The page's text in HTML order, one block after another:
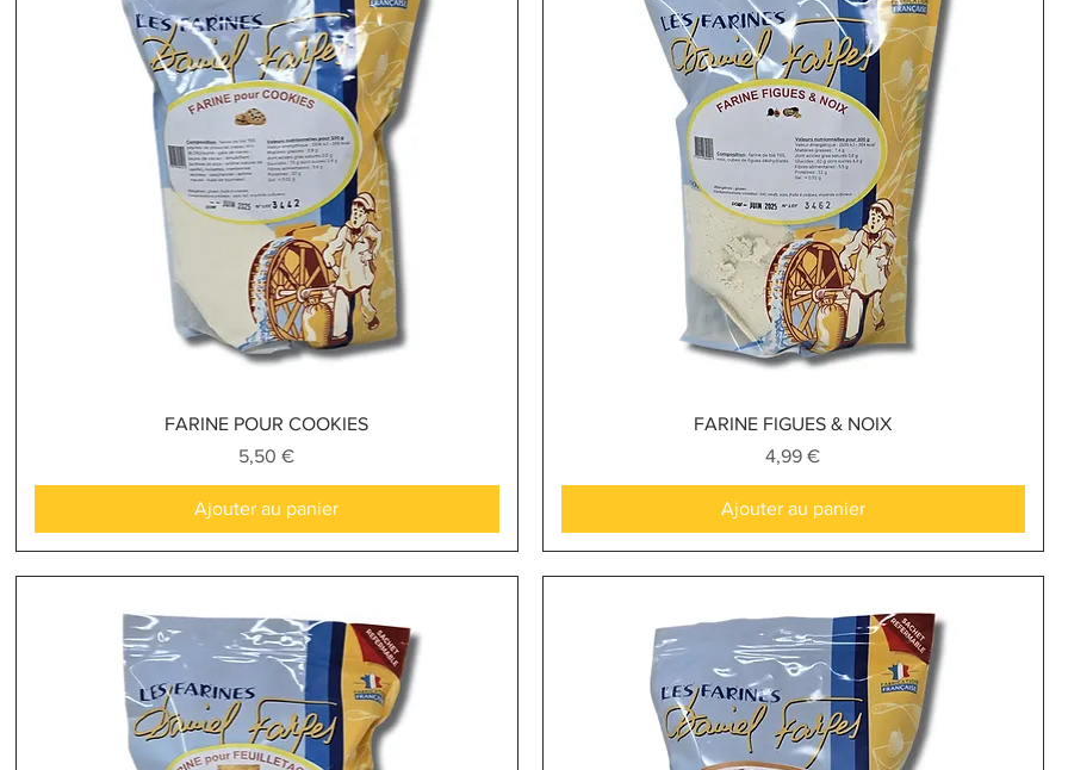
Aperçu rapide
FARINE POUR COOKIES
Prix
5,50 €
Ajouter au panier
Aperçu rapide
FARINE FIGUES & NOIX
Prix
4,99 €
Ajouter au panier